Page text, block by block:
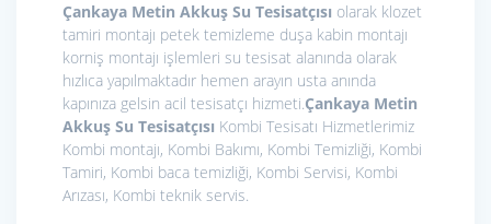
Çankaya Metin Akkuş Su Tesisatçısı olarak klozet
tamiri montajı petek temizleme duşa kabin montajı
korniş montajı işlemleri su tesisat alanında olarak
hızlıca yapılmaktadır hemen arayın usta anında
kapınıza gelsin acil tesisatçı hizmeti.Çankaya Metin
Akkuş Su Tesisatçısı Kombi Tesisatı Hizmetlerimiz
Kombi montajı, Kombi Bakımı, Kombi Temizliği, Kombi
Tamiri, Kombi baca temizliği, Kombi Servisi, Kombi
Arızası, Kombi teknik servis.